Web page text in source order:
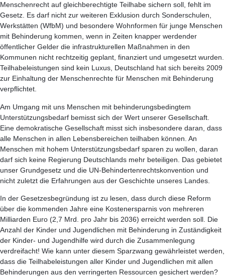
Menschenrecht auf gleichberechtigte Teilhabe sichern soll, fehlt im
Gesetz. Es darf nicht zur weiteren Exklusion durch Sonderschulen,
Werkstätten (WfbM) und besondere Wohnformen für junge Menschen
mit Behinderung kommen, wenn in Zeiten knapper werdender
öffentlicher Gelder die infrastrukturellen Maßnahmen in den
Kommunen nicht rechtzeitig geplant, finanziert und umgesetzt wurden.
Teilhabeleistungen sind kein Luxus, Deutschland hat sich bereits 2009
zur Einhaltung der Menschenrechte für Menschen mit Behinderung
verpflichtet.
Am Umgang mit uns Menschen mit behinderungsbedingtem
Unterstützungsbedarf bemisst sich der Wert unserer Gesellschaft.
Eine demokratische Gesellschaft misst sich insbesondere daran, dass
alle Menschen in allen Lebensbereichen teilhaben können. An
Menschen mit hohem Unterstützungsbedarf sparen zu wollen, daran
darf sich keine Regierung Deutschlands mehr beteiligen. Das gebietet
unser Grundgesetz und die UN-Behindertenrechtskonvention und
nicht zuletzt die Erfahrungen aus der Geschichte unseres Landes.
In der Gesetzesbegründung ist zu lesen, dass durch diese Reform
über die kommenden Jahre eine Kostenersparnis von mehreren
Milliarden Euro (2,7 Mrd. pro Jahr bis 2036) erreicht werden soll. Die
Anzahl der Kinder und Jugendlichen mit Behinderung in Zuständigkeit
der Kinder- und Jugendhilfe wird durch die Zusammenlegung
verdreifacht! Wie kann unter diesem Sparzwang gewährleistet werden,
dass die Teilhabeleistungen aller Kinder und Jugendlichen mit allen
Behinderungen aus den verringerten Ressourcen gesichert werden?